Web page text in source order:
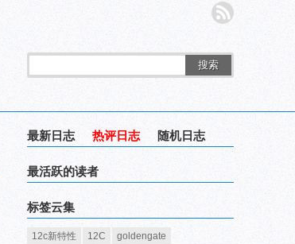
搜索
最新日志 热评日志 随机日志
最活跃的读者
标签云集
12c新特性 12C
goldengate